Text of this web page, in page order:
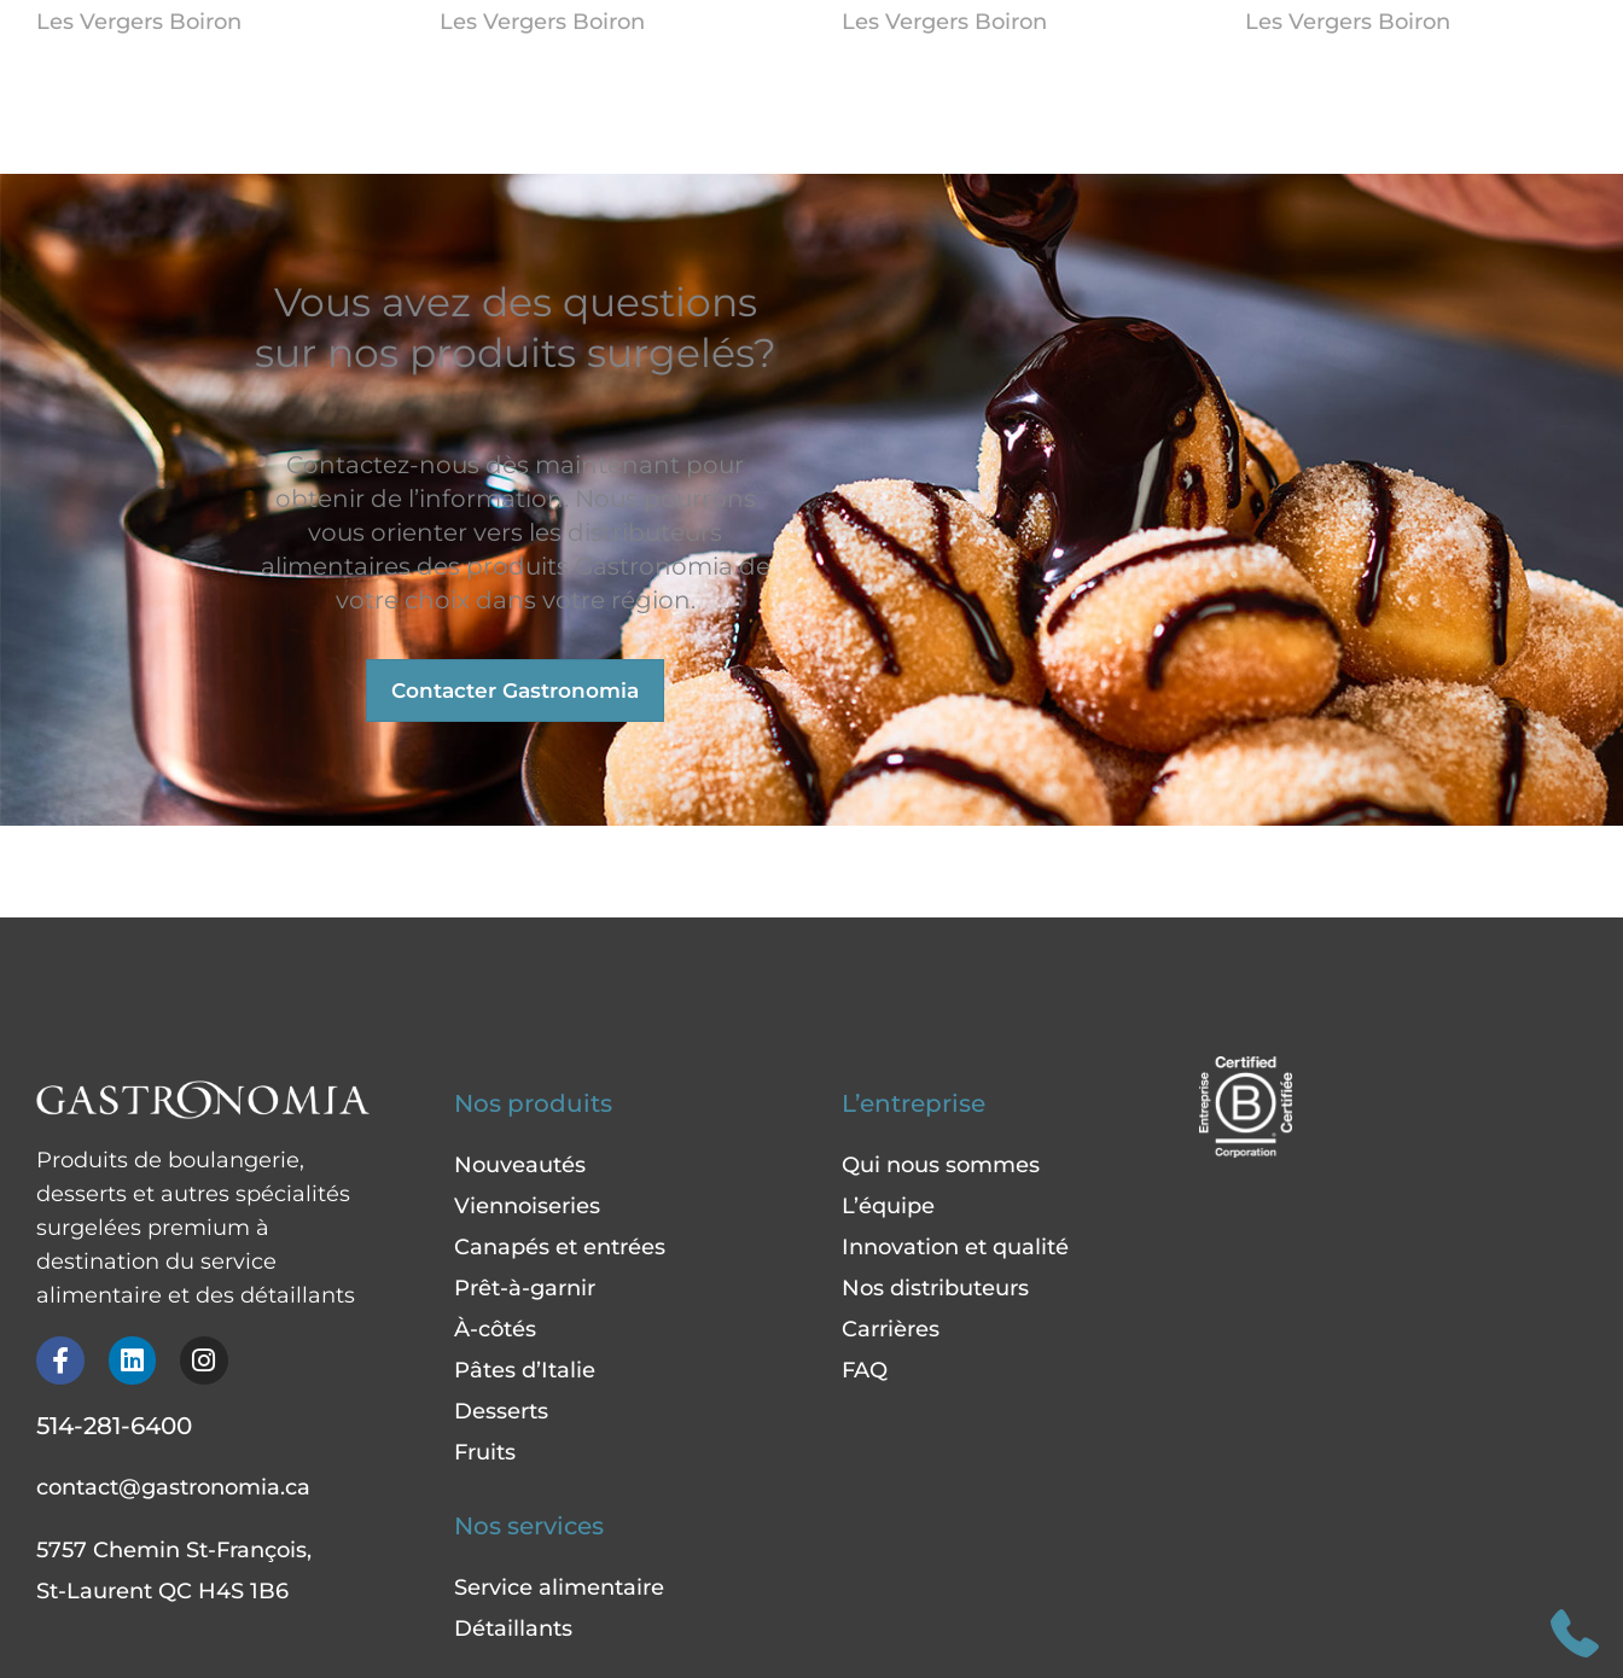
Les Vergers Boiron
Les Vergers Boiron
Les Vergers Boiron
Les Vergers Boiron
Vous avez des questions
sur nos produits surgelés?
Contactez-nous dès maintenant pour
obtenir de l’information. Nous pourrons
vous orienter vers les distributeurs
alimentaires des produits Gastronomia de
votre choix dans votre région.
Contacter Gastronomia
Produits de boulangerie,
desserts et autres spécialités
surgelées premium à
destination du service
alimentaire et des détaillants
F
a
e
o
k
-
f
L
i
k
d
i
I
n
g
m
514-281-6400
contact@gastronomia.ca
5757 Chemin St-François,
St-Laurent QC H4S 1B6
Nos produits
Nouveautés
Viennoiseries
Canapés et entrées
Prêt-à-garnir
À-côtés
Pâtes d’Italie
Desserts
Fruits
Nos services
Service alimentaire
Détaillants
L’entreprise
Qui nous sommes
L’équipe
Innovation et qualité
Nos distributeurs
Carrières
FAQ